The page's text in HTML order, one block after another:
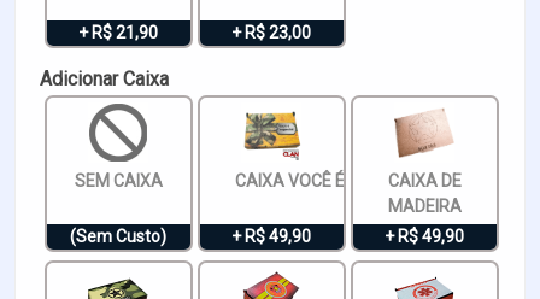
+ R$ 21,90 + R$ 23,00
Adicionar Caixa
SEM CAIXA
(Sem Custo)
CAIXA VOCÊ É ESPECIAL
+ R$ 49,90
CAIXA DE
MADEIRA
+ R$ 49,90